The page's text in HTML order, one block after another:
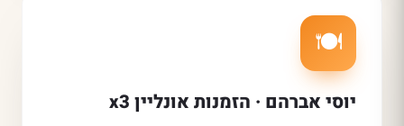
🍽️
יוסי אברהם · הזמנות אונליין x3